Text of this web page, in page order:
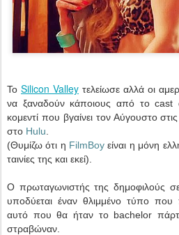
Το Silicon Valley τελείωσε αλλά οι
να ξαναδούν κάποιους από το cast
κομεντί που βγαίνει τον Αύγουστο
στο Hulu
(Θυμίζω ότι η FilmBoyείναι η μόνη
ταινίες της και εκεί).
Ο πρωταγωνιστής της δημοφιλούς
υποδύεται έναν θλιμμένο τύπο
αυτό που θα ήταν το bachelor
στραβώναν.